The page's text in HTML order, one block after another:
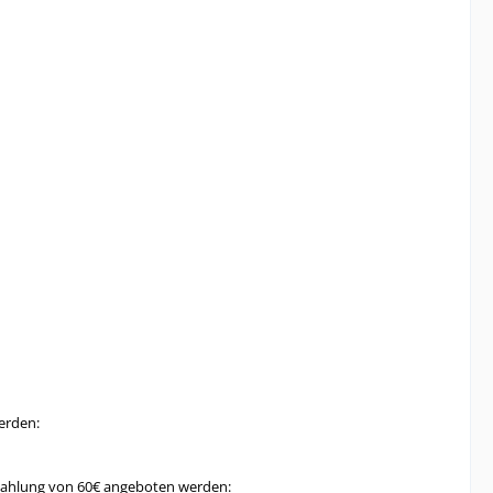
von 60€ angeboten werden: